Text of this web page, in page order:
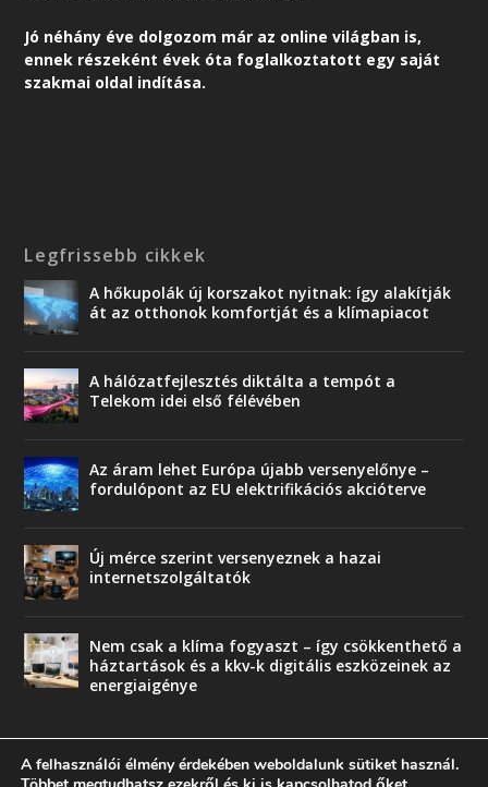
Jó néhány éve dolgozom már az online világban is,
ennek részeként évek óta foglalkoztatott egy saját
szakmai oldal indítása.
Legfrissebb cikkek
A hőkupolák új korszakot nyitnak: így alakítják
át az otthonok komfortját és a klímapiacot
A hálózatfejlesztés diktálta a tempót a
Telekom idei első félévében
Az áram lehet Európa újabb versenyelőnye –
fordulópont az EU elektrifikációs akcióterve
Új mérce szerint versenyeznek a hazai
internetszolgáltatók
Nem csak a klíma fogyaszt – így csökkenthető a
háztartások és a kkv-k digitális eszközeinek az
energiaigénye
A felhasználói élmény érdekében weboldalunk sütiket használ.